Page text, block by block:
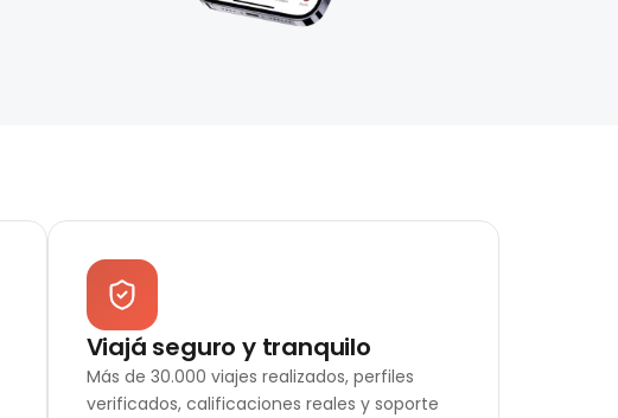
Viajá seguro y tranquilo
Más de 30.000 viajes realizados, perfiles
verificados, calificaciones reales y soporte